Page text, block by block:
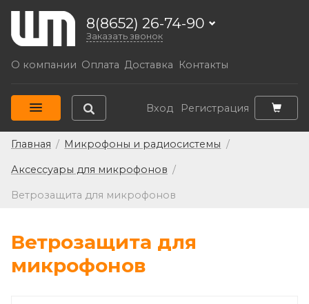
8(8652) 26-74-90
Заказать звонок
О компании Оплата Доставка Контакты
Вход Регистрация
Главная / Микрофоны и радиосистемы /
Аксессуары для микрофонов /
Ветрозащита для микрофонов
Ветрозащита для
микрофонов